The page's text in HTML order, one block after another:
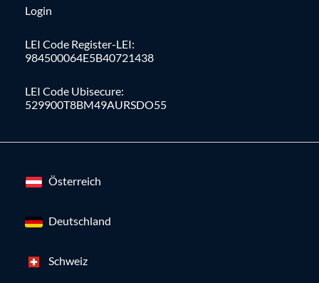
Login
LEI Code Register-LEI:
984500064E5B40721438
LEI Code Ubisecure:
529900T8BM49AURSDO55
Österreich
Deutschland
Schweiz